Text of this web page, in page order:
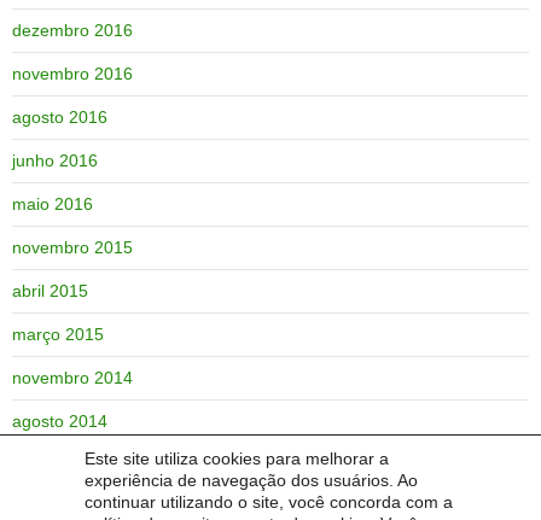
Este site utiliza cookies para melhorar a
experiência de navegação dos usuários. Ao
continuar utilizando o site, você concorda com a
dezembro 2016
novembro 2016
agosto 2016
junho 2016
maio 2016
novembro 2015
abril 2015
março 2015
novembro 2014
agosto 2014
junho 2014
maio 2014